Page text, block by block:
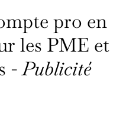
pro en
les PME et
-Publicité